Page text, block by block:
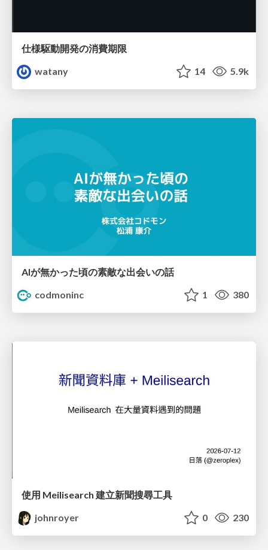
仕様駆動開発の消費期限
watany
14 5.9k
AIが無かった頃の素敵な出会いの話
codmoninc
1 380
使用 Meilisearch 建立新聞搜尋工具
johnroyer
0 230